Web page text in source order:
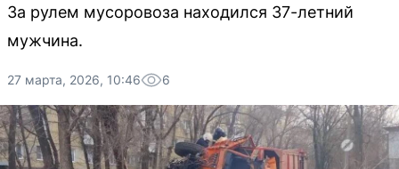
За рулем мусоровоза находился 37-летний
мужчина.
27 марта, 2026, 10:46 6